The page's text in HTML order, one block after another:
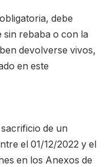
debe
sin rebaba o con la
devolverse vivos,
en este
de un
el 01/12/2022 y el
en los Anexos de